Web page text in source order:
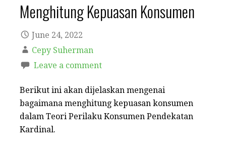
Menghitung Kepuasan Konsumen
June 24, 2022
Cepy Suherman
Leave a comment
Berikut ini akan dijelaskan mengenai
bagaimana menghitung kepuasan konsumen
dalam Teori Perilaku Konsumen Pendekatan
Kardinal.